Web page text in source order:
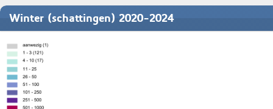
Winter (schattingen) 2020-2024